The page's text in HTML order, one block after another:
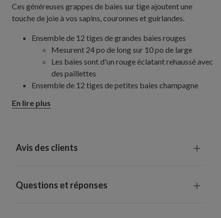
Ces généreuses grappes de baies sur tige ajoutent une
touche de joie à vos sapins, couronnes et guirlandes.
Ensemble de 12 tiges de grandes baies rouges
Mesurent 24 po de long sur 10 po de large
Les baies sont d'un rouge éclatant rehaussé avec
des paillettes
Ensemble de 12 tiges de petites baies champagne
Chaque pièce fabriquée à la main est unique et peut
En lire plus
Avis des clients
Questions et réponses